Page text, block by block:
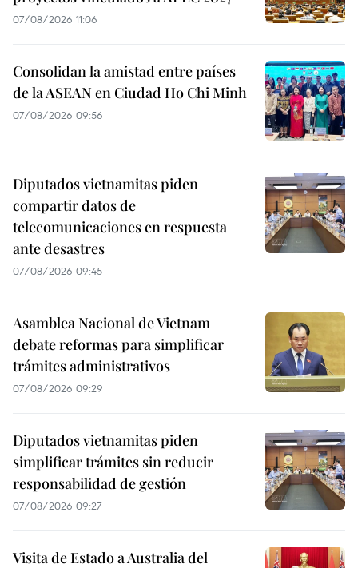
07/08/2026 11:06
Consolidan la amistad entre países
de la ASEAN en Ciudad Ho Chi Minh
07/08/2026 09:56
Diputados vietnamitas piden
compartir datos de
telecomunicaciones en respuesta
ante desastres
07/08/2026 09:45
Asamblea Nacional de Vietnam
debate reformas para simplificar
trámites administrativos
07/08/2026 09:29
Diputados vietnamitas piden
simplificar trámites sin reducir
responsabilidad de gestión
07/08/2026 09:27
Visita de Estado a Australia del